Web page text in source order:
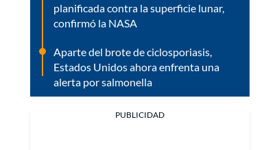
planificada contra la superficie lunar,
confirmó la NASA
Aparte del brote de ciclosporiasis,
Estados Unidos ahora enfrenta una
alerta por salmonella
PUBLICIDAD